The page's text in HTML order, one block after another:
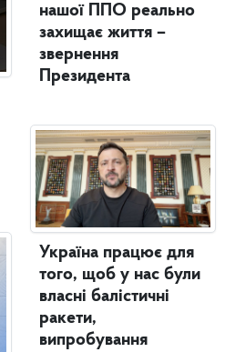
нашої ППО реально
захищає життя –
звернення
Президента
Україна працює для
того, щоб у нас були
власні балістичні
ракети,
випробування